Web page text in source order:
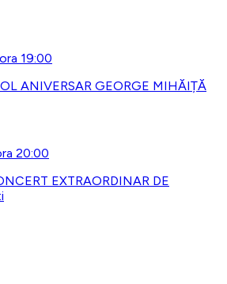
19:00
ANIVERSAR GEORGE MIHĂIȚĂ
20:00
EXTRAORDINAR DE